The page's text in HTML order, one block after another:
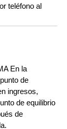
teléfono al
En la
de
ingresos,
de equilibrio
de